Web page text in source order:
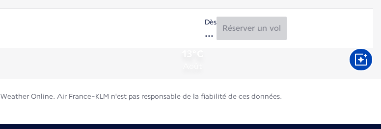
Dès
Réserver un vol
Online. Air France-KLM n'est pas responsable de la fiabilité de ces données.